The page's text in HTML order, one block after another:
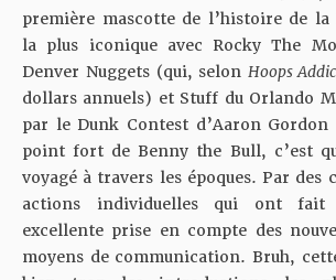
première mascotte de l’histoire de la
la plus iconique avec Rocky The
Denver Nuggets (qui, selon Hoops
dollars annuels) et Stuff du Orlando
par le Dunk Contest d’Aaron
point fort de Benny the Bull, c’est
voyagé à travers les époques. Par des
actions individuelles qui ont
excellente prise en compte des
moyens de communication. Bruh,